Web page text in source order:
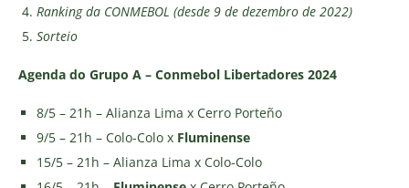
Ranking da CONMEBOL (desde 9 de dezembro de 2022)
Sorteio
Agenda do Grupo A – Conmebol Libertadores 2024
8/5 – 21h – Alianza Lima x Cerro Porteño
9/5 – 21h – Colo-Colo x Fluminense
15/5 – 21h – Alianza Lima x Colo-Colo